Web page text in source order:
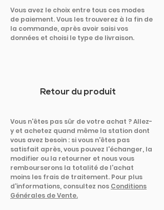
Vous avez le choix entre tous ces modes
de paiement. Vous les trouverez à la fin de
la commande, après avoir saisi vos
données et choisi le type de livraison.
Retour du produit
Vous n'êtes pas sûr de votre achat ? Allez-
y et achetez quand même la station dont
vous avez besoin : si vous n'êtes pas
satisfait après, vous pouvez l'échanger, la
modifier ou la retourner et nous vous
rembourserons la totalité de l'achat
moins les frais de traitement. Pour plus
d'informations, consultez nos Conditions
Générales de Vente.